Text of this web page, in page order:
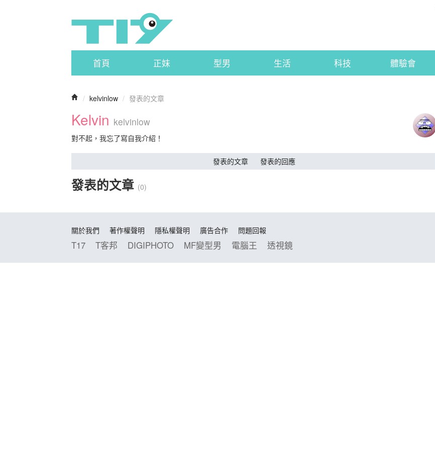
首頁 正妹 型男 生活 科技 體驗會
/ kelvinlow / 發表的文章
Kelvin kelvinlow
對不起，我忘了寫自我介紹！
發表的文章 發表的回應
發表的文章 (0)
關於我們 著作權聲明 隱私權聲明 廣告合作 問題回報
T17 T客邦 DIGIPHOTO MF變型男 電腦王 透視鏡